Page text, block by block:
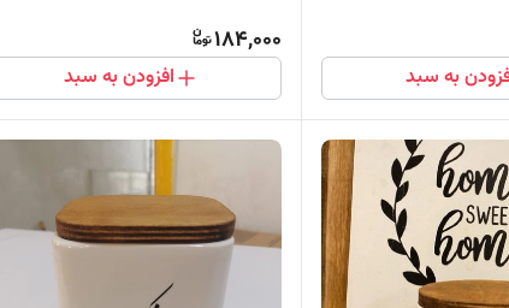
به سبد
184,000
افزودن به سبد